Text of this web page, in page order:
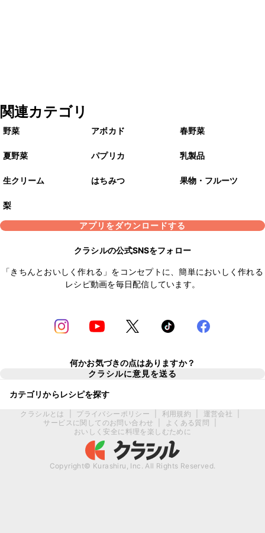
関連カテゴリ
野菜 アボカド 春野菜
夏野菜 パプリカ 乳製品
生クリーム はちみつ 果物・フルーツ
梨
アプリをダウンロードする
クラシルの公式SNSをフォロー
「きちんとおいしく作れる」をコンセプトに、簡単においしく作れる
レシピ動画を毎日配信しています。
何かお気づきの点はありますか？
クラシルに意見を送る
カテゴリからレシピを探す
クラシルとは プライバシーポリシー 利用規約 運営会社
サービスに関してのお問い合わせ
よくある質問
おいしく安全に料理を楽しむために
Copyright© Kurashiru, Inc. All Rights Reserved.